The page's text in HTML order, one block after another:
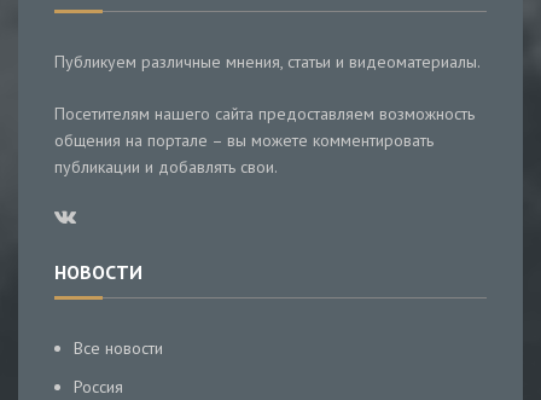
Публикуем различные мнения, статьи и видеоматериалы.
Посетителям нашего сайта предоставляем возможность
общения на портале – вы можете комментировать
публикации и добавлять свои.
НОВОСТИ
Все новости
Россия